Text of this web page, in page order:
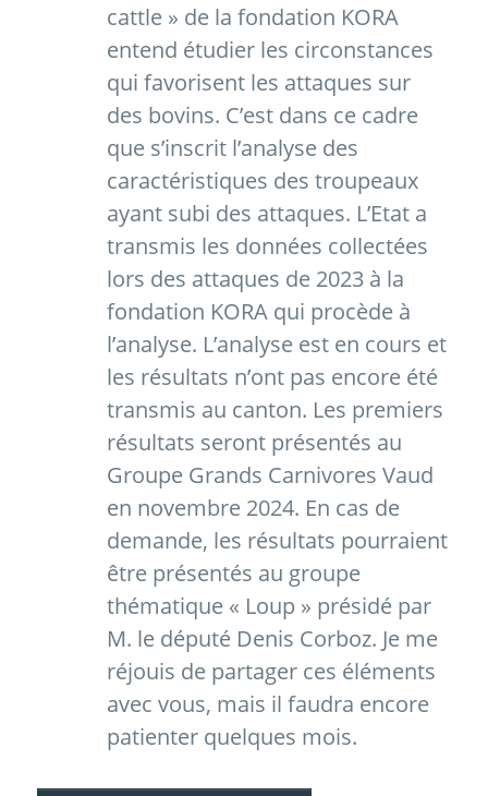
cattle » de la fondation KORA
entend étudier les circonstances
qui favorisent les attaques sur
des bovins. C’est dans ce cadre
que s’inscrit l’analyse des
caractéristiques des troupeaux
ayant subi des attaques. L’Etat a
transmis les données collectées
lors des attaques de 2023 à la
fondation KORA qui procède à
l’analyse. L’analyse est en cours et
les résultats n’ont pas encore été
transmis au canton. Les premiers
résultats seront présentés au
Groupe Grands Carnivores Vaud
en novembre 2024. En cas de
demande, les résultats pourraient
être présentés au groupe
thématique « Loup » présidé par
M. le député Denis Corboz. Je me
réjouis de partager ces éléments
avec vous, mais il faudra encore
patienter quelques mois.